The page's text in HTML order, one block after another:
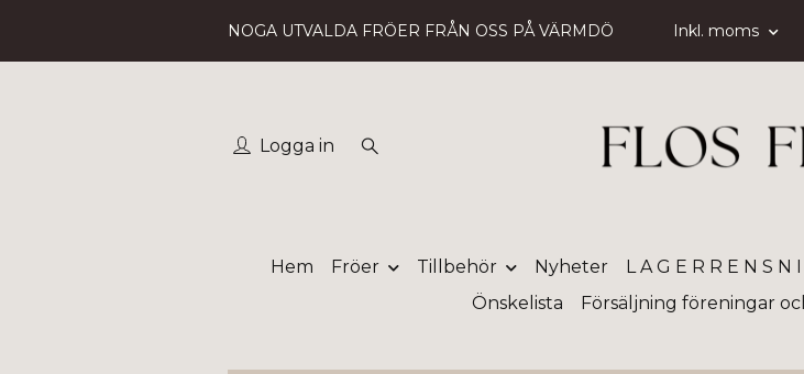
NOGA UTVALDA FRÖER FRÅN OSS PÅ VÄRMDÖ Inkl. moms
Logga in
Hem Fröer Tillbehör Nyheter L A G E R R E N S N
Önskelista
Försäljning föreningar